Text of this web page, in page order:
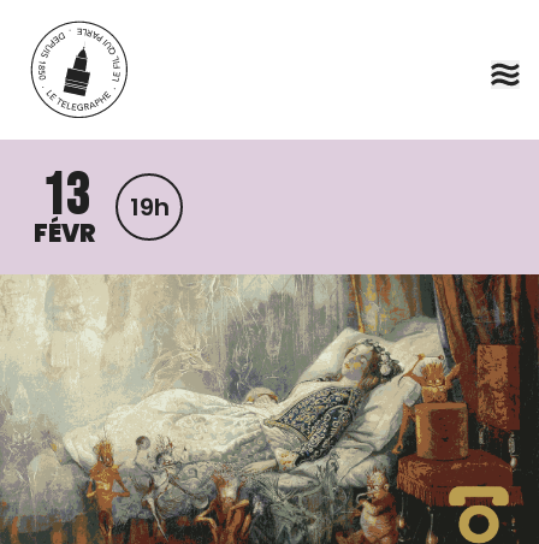
Aller au contenu principal
13
FÉVR
19h